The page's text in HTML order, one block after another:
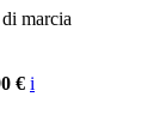
marcia
€ i